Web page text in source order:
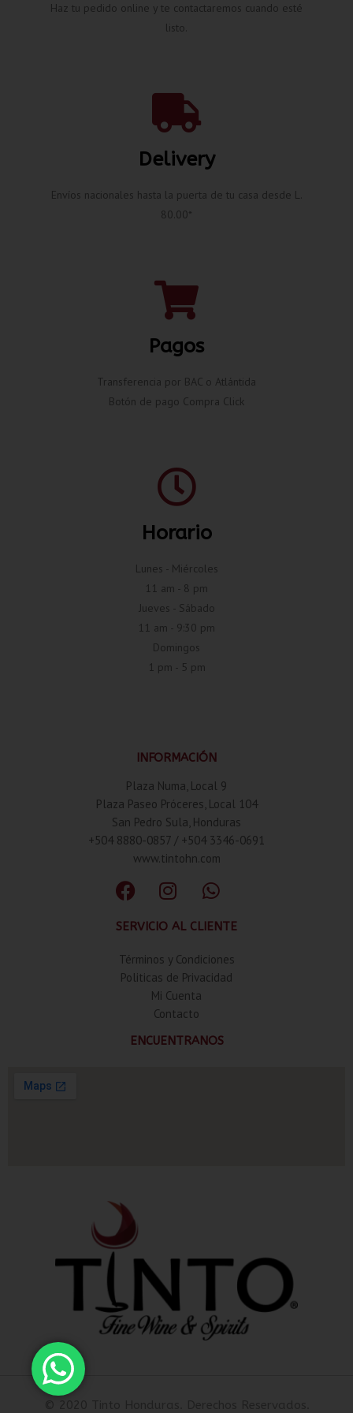
Haz tu pedido online y te contactaremos cuando esté
listo.
Delivery
Envíos nacionales hasta la puerta de tu casa desde L.
80.00*
Pagos
Transferencia por BAC o Atlántida
Botón de pago Compra Click
Horario
Lunes - Miércoles
11 am - 8 pm
Jueves - Sábado
11 am - 9:30 pm
Domingos
1 pm - 5 pm
INFORMACIÓN
Plaza Numa, Local 9
Plaza Paseo Próceres, Local 104
San Pedro Sula, Honduras
+504 8880-0857 / +504 3346-0691
www.tintohn.com
SERVICIO AL CLIENTE
Términos y Condiciones
Politicas de Privacidad
Mi Cuenta
Contacto
ENCUENTRANOS